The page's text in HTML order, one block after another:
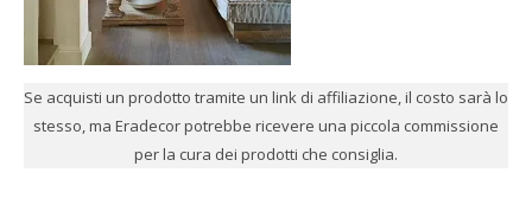
Se acquisti un prodotto tramite un link di affiliazione, il costo sarà lo
stesso, ma Eradecor potrebbe ricevere una piccola commissione
per la cura dei prodotti che consiglia.